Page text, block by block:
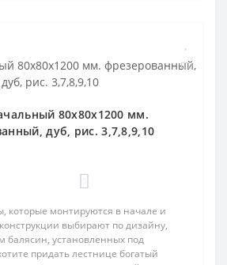
80х80х1200 мм.
дуб, рис. 3,7,8,9,10
которые монтируются в начале и
выбирают по дизайну,
балясин, установленных под
придать лестнице богатый